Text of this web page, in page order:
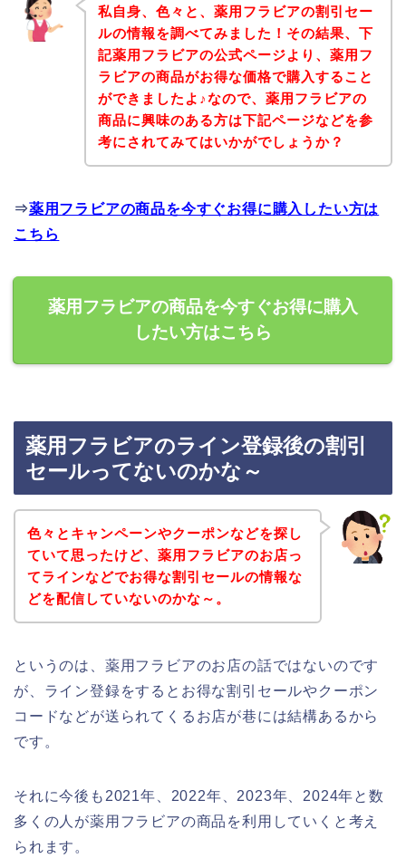
私自身、色々と、薬用フラビアの割引セー
ルの情報を調べてみました！その結果、下
記薬用フラビアの公式ページより、薬用フ
ラビアの商品がお得な価格で購入すること
ができましたよ♪なので、薬用フラビアの
商品に興味のある方は下記ページなどを参
考にされてみてはいかがでしょうか？
⇒薬用フラビアの商品を今すぐお得に購入したい方は
こちら
薬用フラビアの商品を今すぐお得に購入
したい方はこちら
薬用フラビアのライン登録後の割引
セールってないのかな～
色々とキャンペーンやクーポンなどを探し
ていて思ったけど、薬用フラビアのお店っ
てラインなどでお得な割引セールの情報な
どを配信していないのかな～。
というのは、薬用フラビアのお店の話ではないのです
が、ライン登録をするとお得な割引セールやクーポン
コードなどが送られてくるお店が巷には結構あるから
です。
それに今後も2021年、2022年、2023年、2024年と数
多くの人が薬用フラビアの商品を利用していくと考え
られます。